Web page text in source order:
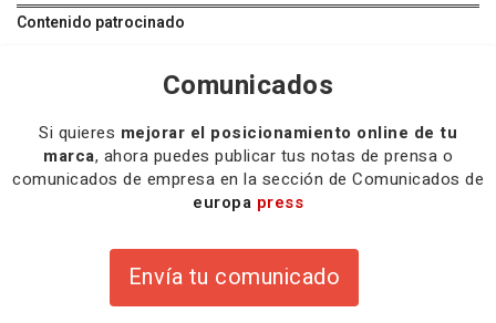
Contenido patrocinado
Comunicados
Si quieres mejorar el posicionamiento online de tu
marca, ahora puedes publicar tus notas de prensa o
comunicados de empresa en la sección de Comunicados de
europa press
Envía tu comunicado